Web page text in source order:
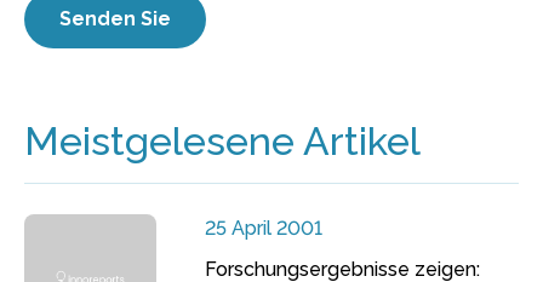
Meistgelesene Artikel
25 April 2001
Forschungsergebnisse zeigen: